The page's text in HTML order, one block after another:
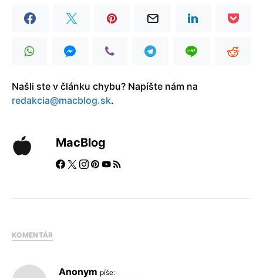
Našli ste v článku chybu? Napíšte nám na
redakcia@macblog.sk.
MacBlog
KOMENTÁR
Anonym píše: